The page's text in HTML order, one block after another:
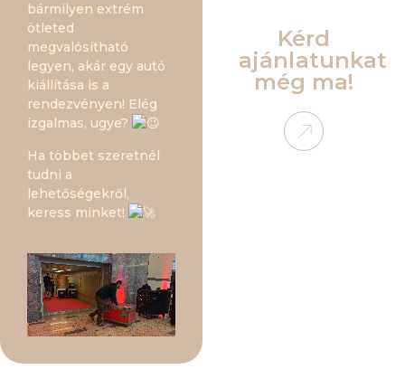
bármilyen extrém
ötleted
megvalósítható
legyen, akár egy autó
kiállítása is a
rendezvényen! Elég
izgalmas, ugye?
Ha többet szeretnél
tudni a
lehetőségekről,
keress minket!
Kérd
ajánlatunkat
még ma!